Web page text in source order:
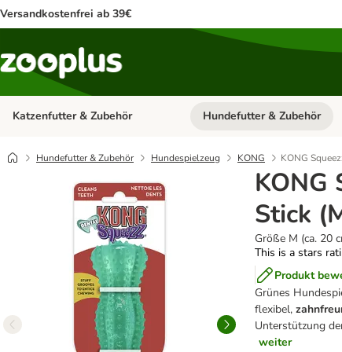
Versandkostenfrei ab 39€
Katzenfutter & Zubehör Kategorie-Menü öffnen:
Hundefutter & Zubehör
Hundefutter & Zubehör Hundespielzeug KONG KONG
KONG
Stick
Größe M (ca. 20
This is a stars
Produkt
Grünes
flexibel,
Unterstützung
weiter